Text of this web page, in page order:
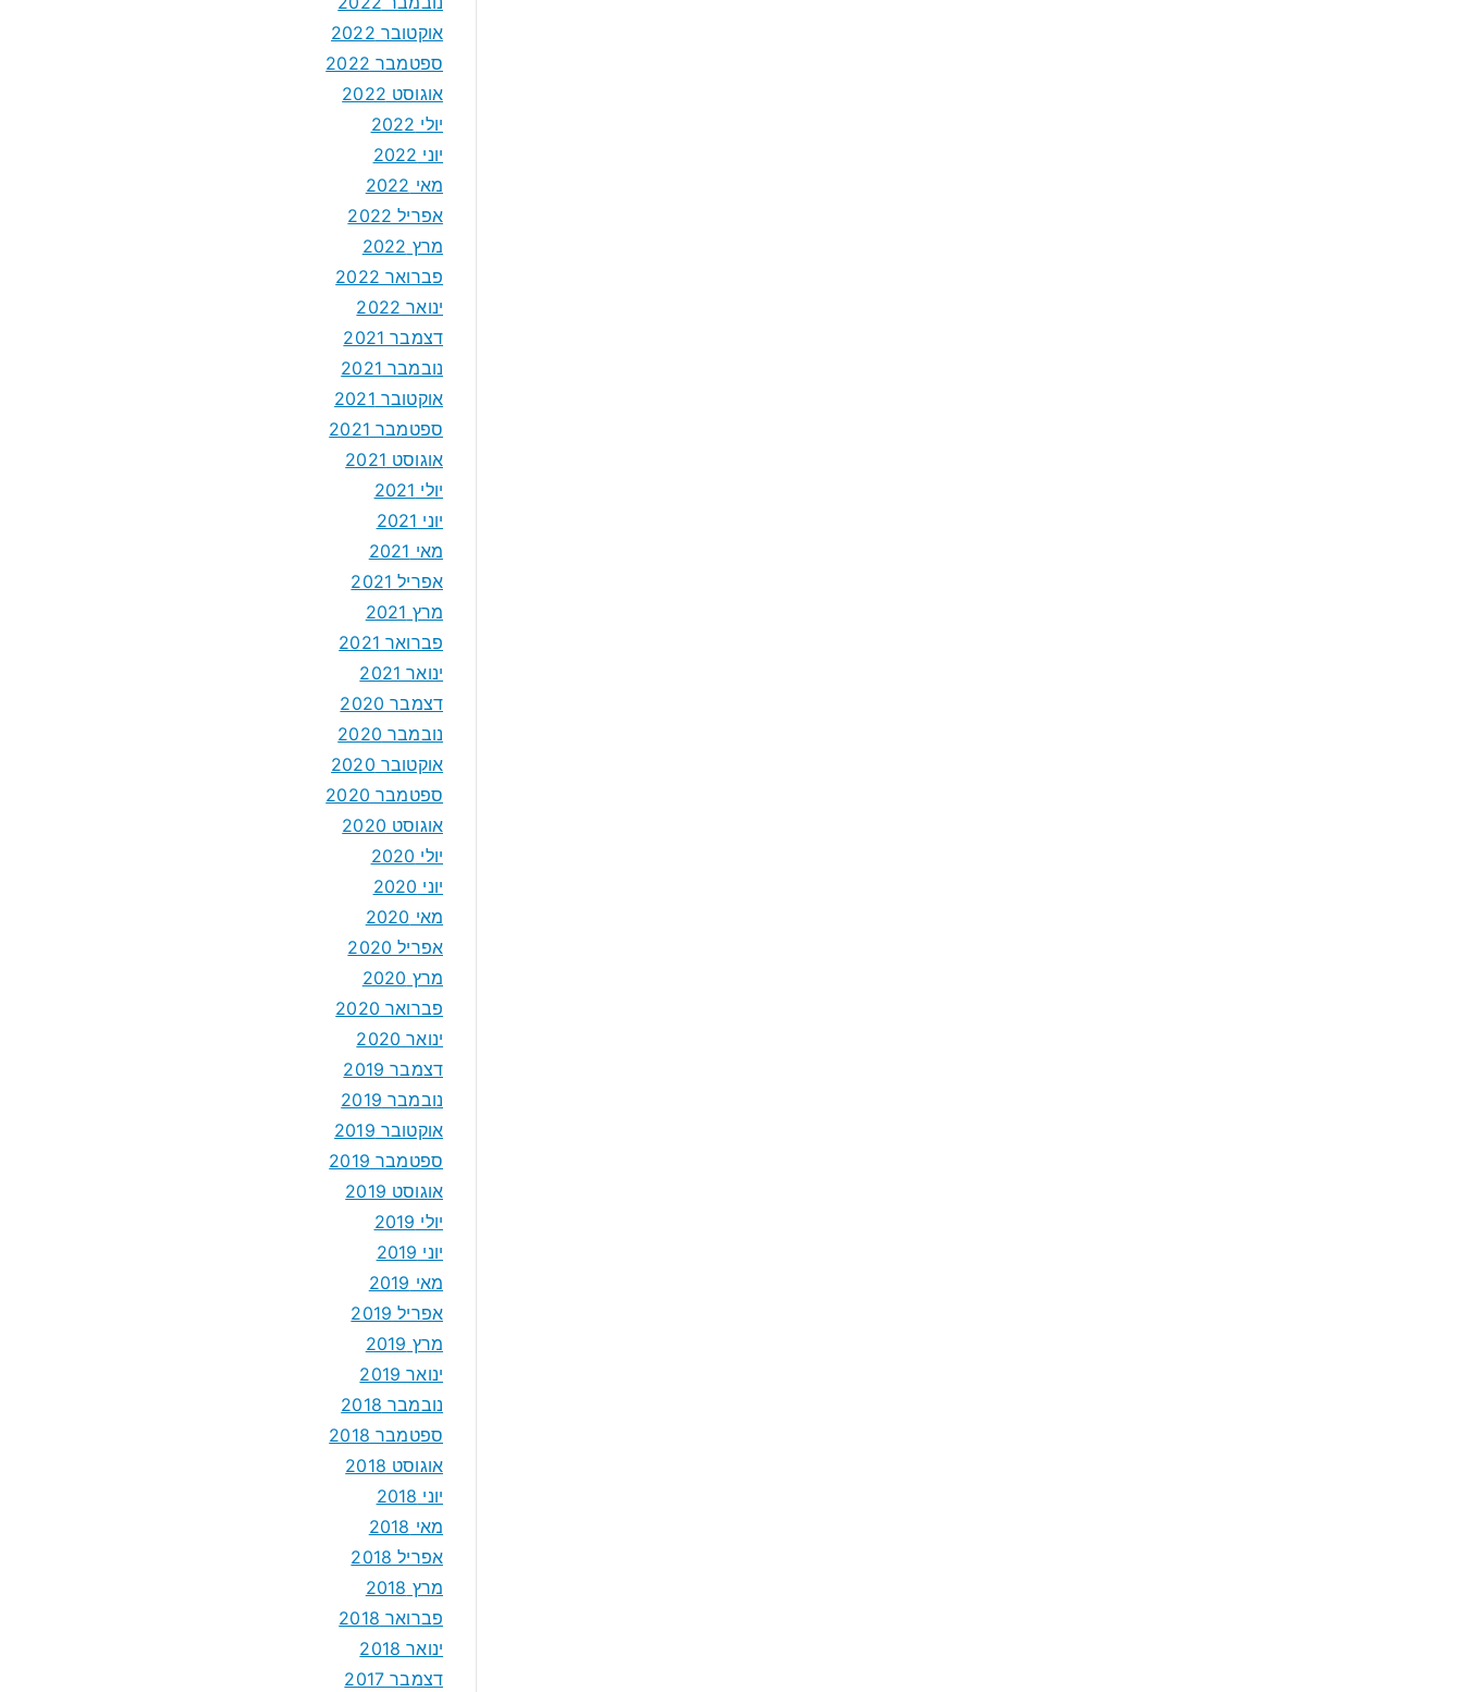
אוקטובר 2022
ספטמבר 2022
אוגוסט 2022
יולי 2022
יוני 2022
מאי 2022
אפריל 2022
מרץ 2022
פברואר 2022
ינואר 2022
דצמבר 2021
נובמבר 2021
אוקטובר 2021
ספטמבר 2021
אוגוסט 2021
יולי 2021
יוני 2021
מאי 2021
אפריל 2021
מרץ 2021
פברואר 2021
ינואר 2021
דצמבר 2020
נובמבר 2020
אוקטובר 2020
ספטמבר 2020
אוגוסט 2020
יולי 2020
יוני 2020
מאי 2020
אפריל 2020
מרץ 2020
פברואר 2020
ינואר 2020
דצמבר 2019
נובמבר 2019
אוקטובר 2019
ספטמבר 2019
אוגוסט 2019
יולי 2019
יוני 2019
מאי 2019
אפריל 2019
מרץ 2019
ינואר 2019
נובמבר 2018
ספטמבר 2018
אוגוסט 2018
יוני 2018
מאי 2018
אפריל 2018
מרץ 2018
פברואר 2018
ינואר 2018
דצמבר 2017